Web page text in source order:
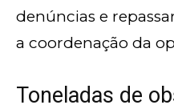
denúncias e
a coordenação da
Toneladas de